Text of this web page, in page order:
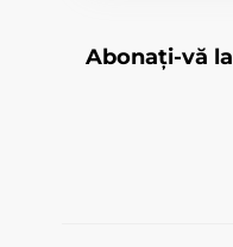
Abonați-vă